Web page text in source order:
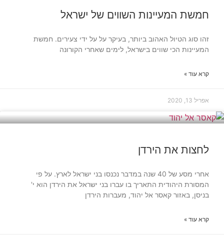
חמשת המעיינות השווים של ישראל
זהו סוג הטיול האהוב ביותר, בעיקר על על ידי צעירים. חמשת
המעיינות הכי שווים בישראל, לימים שאחרי הקורונה
קרא עוד »
אפריל 13, 2020
לחצות את הירדן
אחרי מסע של 40 שנה במדבר נכנסו בני ישראל לארץ. על פי
המסורת היהודית התאריך בו עברו בני ישראל את הירדן הוא י'
בניסן, באזור קאסר אל יהוד, מעברות הירדן
קרא עוד »